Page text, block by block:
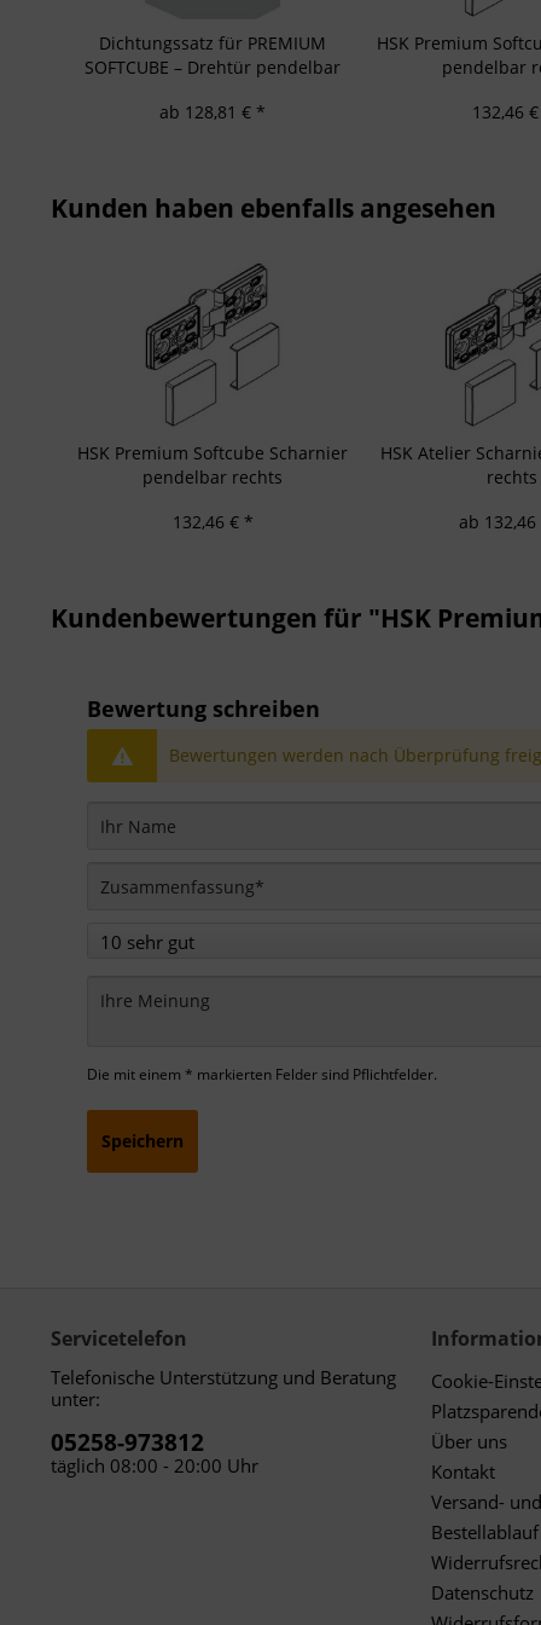
Dichtungssatz für PREMIUM
SOFTCUBE – Drehtür pendelbar
ab 128,81 € *
HSK Premium
pendelbar
132,46
Kunden haben ebenfalls angesehen
HSK Premium Softcube Scharnier
pendelbar rechts
132,46 € *
HSK Atelier
rechts
ab
Kundenbewertungen für "HSK
Bewertung schreiben
Bewertungen werden nach Überprüfung
Die mit einem * markierten Felder sind Pflichtfelder.
Speichern
Servicetelefon
Telefonische Unterstützung und Beratung
unter:
05258-973812
täglich 08:00 - 20:00 Uhr
Cookie-
Über uns
Kontakt
Versand-
Bestellablauf
Datenschutz
Besondere